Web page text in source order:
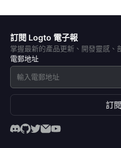
訂閱 Logto 電子報
掌握最新的產品更新、開發靈感、
電郵地址
訂閱